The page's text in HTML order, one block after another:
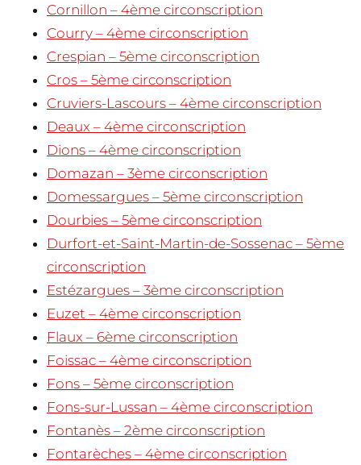
Cornillon – 4ème circonscription
Courry – 4ème circonscription
Crespian – 5ème circonscription
Cros – 5ème circonscription
Cruviers-Lascours – 4ème circonscription
Deaux – 4ème circonscription
Dions – 4ème circonscription
Domazan – 3ème circonscription
Domessargues – 5ème circonscription
Dourbies – 5ème circonscription
Durfort-et-Saint-Martin-de-Sossenac – 5ème
circonscription
Estézargues – 3ème circonscription
Euzet – 4ème circonscription
Flaux – 6ème circonscription
Foissac – 4ème circonscription
Fons – 5ème circonscription
Fons-sur-Lussan – 4ème circonscription
Fontanès – 2ème circonscription
Fontarèches – 4ème circonscription